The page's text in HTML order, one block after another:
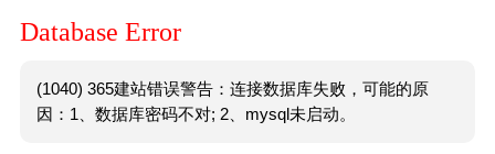
Database Error
(1040) 365建站错误警告：连接数据库失败，可能的原
因：1、数据库密码不对; 2、mysql未启动。